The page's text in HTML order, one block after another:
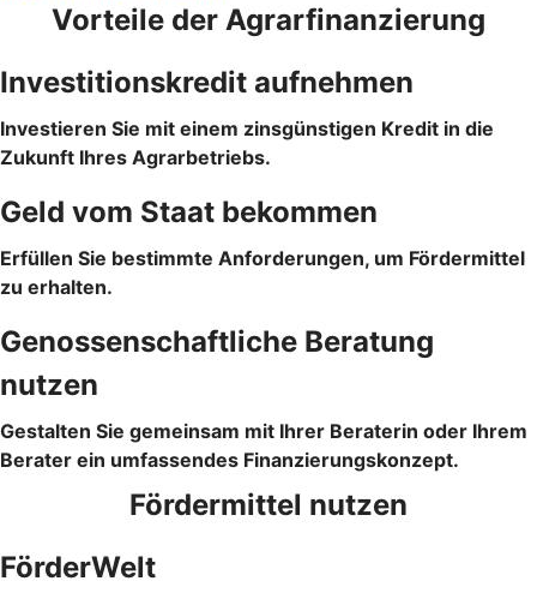
Vorteile der Agrarfinanzierung
Investitionskredit aufnehmen
Investieren Sie mit einem zinsgünstigen Kredit in die
Zukunft Ihres Agrarbetriebs.
Geld vom Staat bekommen
Erfüllen Sie bestimmte Anforderungen, um Fördermittel
zu erhalten.
Genossenschaftliche Beratung
nutzen
Gestalten Sie gemeinsam mit Ihrer Beraterin oder Ihrem
Berater ein umfassendes Finanzierungskonzept.
Fördermittel nutzen
FörderWelt